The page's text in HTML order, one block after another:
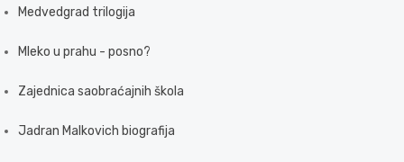
Medvedgrad trilogija
Mleko u prahu - posno?
Zajednica saobraćajnih škola
Jadran Malkovich biografija